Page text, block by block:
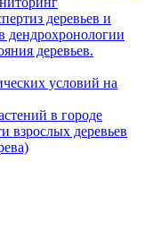
деревьев и
дендрохронологии
деревьев.
условий на
в городе
взрослых деревьев